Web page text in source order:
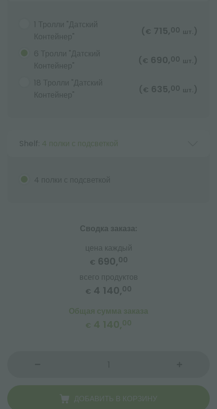
1 Тролли "Датский
Контейнер"
(€ 715,00 шт. )
6 Тролли "Датский
Контейнер"
(€ 690,00 шт. )
18 Тролли "Датский
Контейнер"
(€ 635,00 шт. )
Shelf: 4 полки с подсветкой
4 полки с подсветкой
Сводка заказа:
цена каждый
€ 690,00
всего продуктов
€ 4 140,00
Общая сумма заказа
€ 4 140,00
ДОБАВИТЬ В КОРЗИНУ